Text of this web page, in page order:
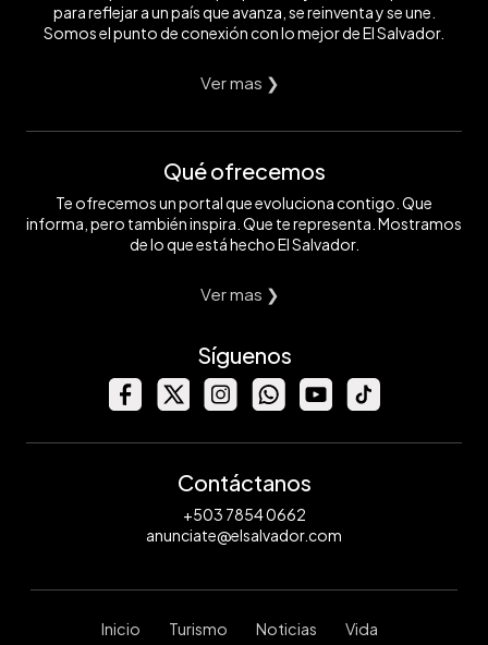
para reflejar a un país que avanza, se reinventa y se une.
Somos el punto de conexión con lo mejor de El Salvador.
Ver mas ❯
Qué ofrecemos
Te ofrecemos un portal que evoluciona contigo. Que
informa, pero también inspira. Que te representa. Mostramos
de lo que está hecho El Salvador.
Ver mas ❯
Síguenos
Contáctanos
+503 7854 0662
anunciate@elsalvador.com
Inicio Turismo Noticias Vida